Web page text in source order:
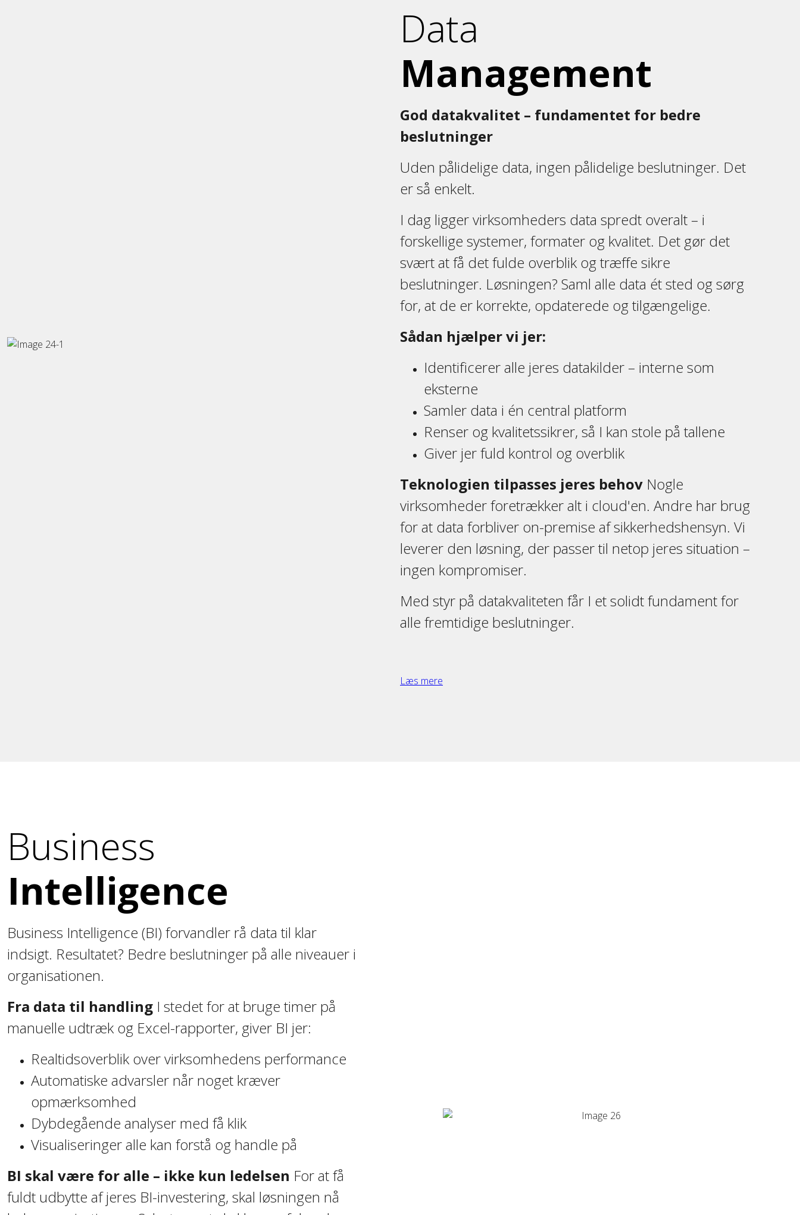
Data
Management
God datakvalitet – fundamentet for bedre
beslutninger
Uden pålidelige data, ingen pålidelige beslutninger. Det
er så enkelt.
I dag ligger virksomheders data spredt overalt – i
forskellige systemer, formater og kvalitet. Det gør det
svært at få det fulde overblik og træffe sikre
beslutninger. Løsningen? Saml alle data ét sted og sørg
for, at de er korrekte, opdaterede og tilgængelige.
Sådan hjælper vi jer:
Identificerer alle jeres datakilder – interne som
eksterne
Samler data i én central platform
Renser og kvalitetssikrer, så I kan stole på tallene
Giver jer fuld kontrol og overblik
Teknologien tilpasses jeres behov Nogle
virksomheder foretrækker alt i cloud'en. Andre har brug
for at data forbliver on-premise af sikkerhedshensyn. Vi
leverer den løsning, der passer til netop jeres situation –
ingen kompromiser.
Med styr på datakvaliteten får I et solidt fundament for
alle fremtidige beslutninger.
Læs mere
Business
Intelligence
Business Intelligence (BI) forvandler rå data til klar
indsigt. Resultatet? Bedre beslutninger på alle niveauer i
organisationen.
Fra data til handling I stedet for at bruge timer på
manuelle udtræk og Excel-rapporter, giver BI jer:
Realtidsoverblik over virksomhedens performance
Automatiske advarsler når noget kræver
opmærksomhed
Dybdegående analyser med få klik
Visualiseringer alle kan forstå og handle på
BI skal være for alle – ikke kun ledelsen For at få
fuldt udbytte af jeres BI-investering, skal løsningen nå